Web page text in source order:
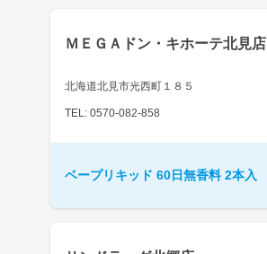
ＭＥＧＡドン・キホーテ北見店
北海道北見市光西町１８５
TEL: 0570-082-858
ベープリキッド 60日無香料 2本入